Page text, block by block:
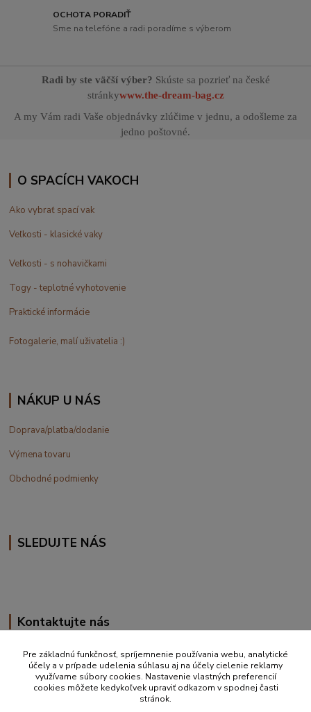
OCHOTA PORADIŤ
Sme na telefóne a radi poradíme s výberom
Radi by ste väčší výber? Skúste sa pozrieť na české
stránkywww.the-dream-bag.cz
A my Vám radi Vaše objednávky zlúčime v jednu, a odošleme za
jedno poštovné.
O SPACÍCH VAKOCH
Ako vybrať spací vak
Veľkosti - klasické vaky
Veľkosti - s nohavičkami
Togy - teplotné vyhotovenie
Praktické informácie
Fotogalerie, malí uživatelia :)
NÁKUP U NÁS
Doprava/platba/dodanie
Výmena tovaru
Obchodné podmienky
SLEDUJTE NÁS
Kontaktujte nás
+420 777 610 855
info@vakynaspanie.sk
Pre základnú funkčnosť, spríjemnenie používania webu, analytické
účely a v prípade udelenia súhlasu aj na účely cielenie reklamy
využívame súbory cookies. Nastavenie vlastných preferencií
cookies môžete kedykoľvek upraviť odkazom v spodnej časti
stránok.